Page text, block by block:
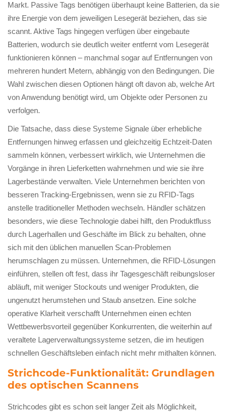
Markt. Passive Tags benötigen überhaupt keine Batterien, da sie
ihre Energie von dem jeweiligen Lesegerät beziehen, das sie
scannt. Aktive Tags hingegen verfügen über eingebaute
Batterien, wodurch sie deutlich weiter entfernt vom Lesegerät
funktionieren können – manchmal sogar auf Entfernungen von
mehreren hundert Metern, abhängig von den Bedingungen. Die
Wahl zwischen diesen Optionen hängt oft davon ab, welche Art
von Anwendung benötigt wird, um Objekte oder Personen zu
verfolgen.
Die Tatsache, dass diese Systeme Signale über erhebliche
Entfernungen hinweg erfassen und gleichzeitig Echtzeit-Daten
sammeln können, verbessert wirklich, wie Unternehmen die
Vorgänge in ihren Lieferketten wahrnehmen und wie sie ihre
Lagerbestände verwalten. Viele Unternehmen berichten von
besseren Tracking-Ergebnissen, wenn sie zu RFID-Tags
anstelle traditioneller Methoden wechseln. Händler schätzen
besonders, wie diese Technologie dabei hilft, den Produktfluss
durch Lagerhallen und Geschäfte im Blick zu behalten, ohne
sich mit den üblichen manuellen Scan-Problemen
herumschlagen zu müssen. Unternehmen, die RFID-Lösungen
einführen, stellen oft fest, dass ihr Tagesgeschäft reibungsloser
abläuft, mit weniger Stockouts und weniger Produkten, die
ungenutzt herumstehen und Staub ansetzen. Eine solche
operative Klarheit verschafft Unternehmen einen echten
Wettbewerbsvorteil gegenüber Konkurrenten, die weiterhin auf
veraltete Lagerverwaltungssysteme setzen, die im heutigen
schnellen Geschäftsleben einfach nicht mehr mithalten können.
Strichcode-Funktionalität: Grundlagen
des optischen Scannens
Strichcodes gibt es schon seit langer Zeit als Möglichkeit,